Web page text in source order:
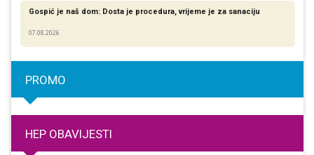
Gospić je naš dom: Dosta je procedura, vrijeme je za sanaciju
07.08.2026
PROMO
HEP OBAVIJESTI